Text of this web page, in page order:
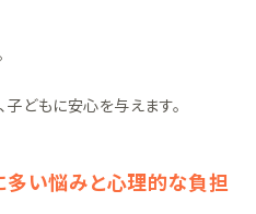
どもに安心を与えます。
い悩みと心理的な負担